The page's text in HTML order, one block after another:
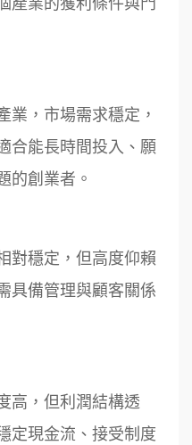
業，市場需求穩定，
合能長時間投入、願
的創業者。
對穩定，但高度仰賴
具備管理與顧客關係
高，但利潤結構透
定現金流、接受制度